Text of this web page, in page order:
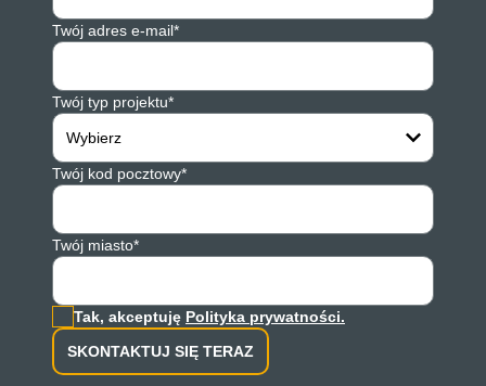
Twój adres e-mail*
Twój typ projektu*
Wybierz
Twój kod pocztowy*
Twój miasto*
Tak, akceptuję Polityka prywatności.
SKONTAKTUJ SIĘ TERAZ